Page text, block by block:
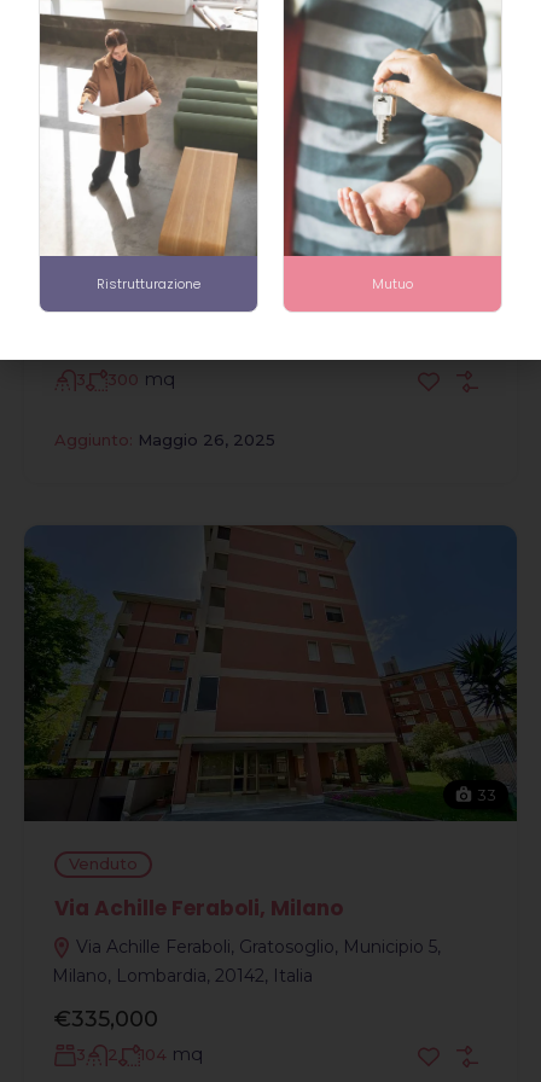
41
Venduto
Via 1 Maggio 29, Gerenzano
3 300 mq
Aggiunto: Maggio 26, 2025
33
Venduto
Via Achille Feraboli, Milano
Via Achille Feraboli, Gratosoglio, Municipio 5,
Milano, Lombardia, 20142, Italia
€335,000
3 2 104 mq
Ristrutturazione Mutuo